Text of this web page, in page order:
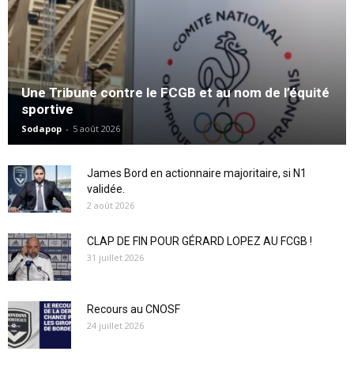
Une Tribune contre le FCGB et au nom de l’équité
sportive
Sodapop - 5 août 2026
James Bord en actionnaire majoritaire, si N1
validée.
2 août 2026
CLAP DE FIN POUR GÉRARD LOPEZ AU FCGB !
31 juillet 2026
Recours au CNOSF
24 juillet 2026